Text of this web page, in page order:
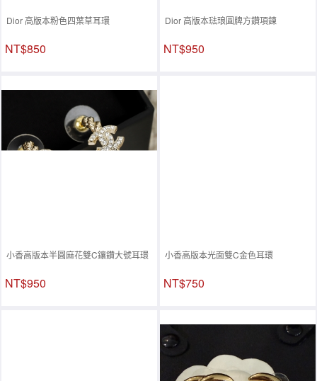
Dior 高版本粉色四葉草耳環
NT$850
Dior 高版本琺琅圓牌方鑽項鍊
NT$950
小香高版本半圓麻花雙C鑲鑽大號耳環
NT$950
小香高版本光面雙C金色耳環
NT$750